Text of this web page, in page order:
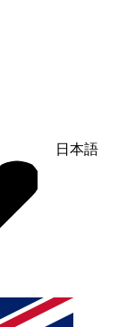
日本語